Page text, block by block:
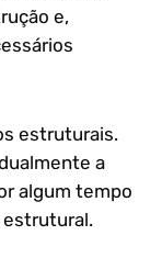
e,
estruturais.
a
algum tempo
estrutural.